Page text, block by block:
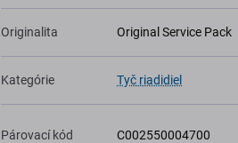
Originalita Original Service Pack
Kategórie Tyč riadidiel
Párovací kód C002550004700